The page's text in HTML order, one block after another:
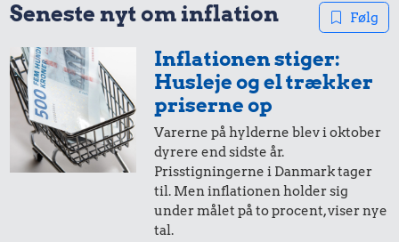
0,33 kr.
1,19 kr.
1/3 kg marcipan
0,31 kr.
1 liter mælk
Seneste nyt om inflation Følg
Inflationen stiger:
Husleje og el trækker
priserne op
Varerne på hylderne blev i oktober
dyrere end sidste år.
Prisstigningerne i Danmark tager
til. Men inflationen holder sig
under målet på to procent, viser nye
tal.